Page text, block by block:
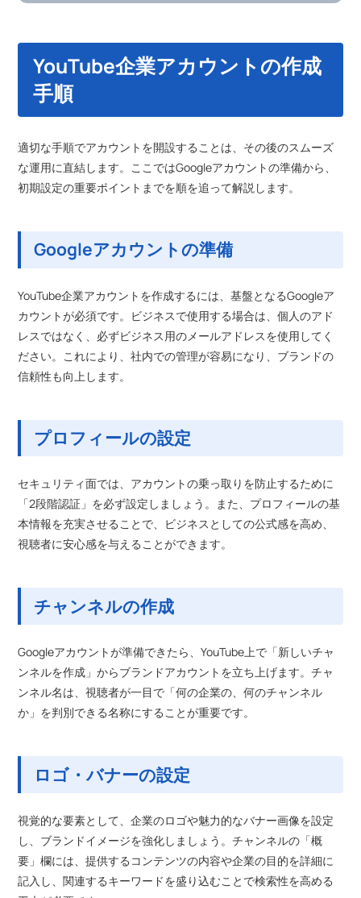
YouTube企業アカウントの作成
手順
適切な手順でアカウントを開設することは、その後のスムーズ
な運用に直結します。ここではGoogleアカウントの準備から、
初期設定の重要ポイントまでを順を追って解説します。
Googleアカウントの準備
YouTube企業アカウントを作成するには、基盤となるGoogleア
カウントが必須です。ビジネスで使用する場合は、個人のアド
レスではなく、必ずビジネス用のメールアドレスを使用してく
ださい。これにより、社内での管理が容易になり、ブランドの
信頼性も向上します。
プロフィールの設定
セキュリティ面では、アカウントの乗っ取りを防止するために
「2段階認証」を必ず設定しましょう。また、プロフィールの基
本情報を充実させることで、ビジネスとしての公式感を高め、
視聴者に安心感を与えることができます。
チャンネルの作成
Googleアカウントが準備できたら、YouTube上で「新しいチャ
ンネルを作成」からブランドアカウントを立ち上げます。チャ
ンネル名は、視聴者が一目で「何の企業の、何のチャンネル
か」を判別できる名称にすることが重要です。
ロゴ・バナーの設定
視覚的な要素として、企業のロゴや魅力的なバナー画像を設定
し、ブランドイメージを強化しましょう。チャンネルの「概
要」欄には、提供するコンテンツの内容や企業の目的を詳細に
記入し、関連するキーワードを盛り込むことで検索性を高める